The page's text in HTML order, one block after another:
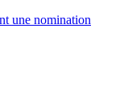
une nomination